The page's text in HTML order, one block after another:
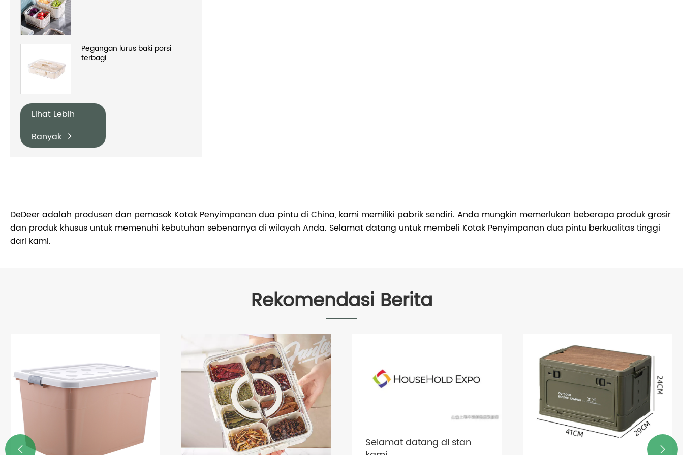
Pegangan lurus baki porsi
terbagi
Lihat Lebih
Banyak
DeDeer adalah produsen dan pemasok Kotak Penyimpanan dua pintu di China, kami memiliki pabrik sendiri. Anda mungkin memerlukan beberapa produk grosir
dan produk khusus untuk memenuhi kebutuhan sebenarnya di wilayah Anda. Selamat datang untuk membeli Kotak Penyimpanan dua pintu berkualitas tinggi
dari kami.
Rekomendasi Berita
Selamat datang di stan
 